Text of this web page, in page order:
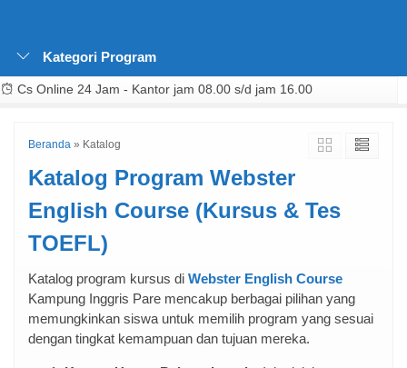
Kategori Program
Cs Online 24 Jam - Kantor jam 08.00 s/d jam 16.00
Beranda » Katalog
Katalog Program Webster
English Course (Kursus & Tes
TOEFL)
Katalog program kursus di Webster English Course
Kampung Inggris Pare mencakup berbagai pilihan yang
memungkinkan siswa untuk memilih program yang sesuai
dengan tingkat kemampuan dan tujuan mereka.